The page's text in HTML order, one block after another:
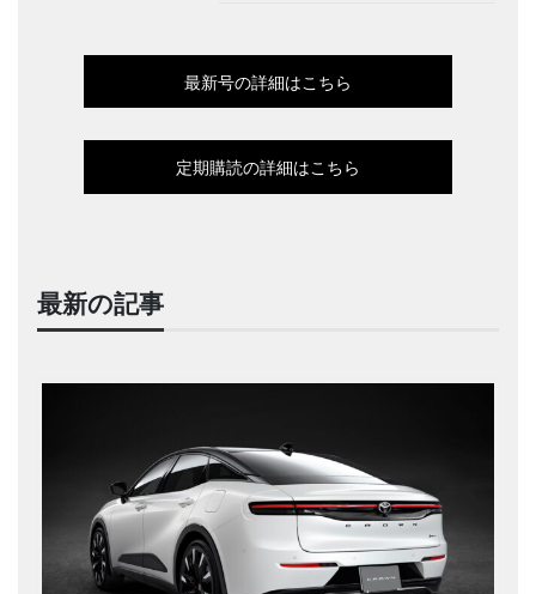
最新号の詳細はこちら
定期購読の詳細はこちら
最新の記事